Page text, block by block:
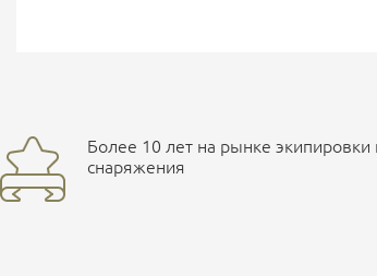
Более 10 лет на рынке экипировки
снаряжения